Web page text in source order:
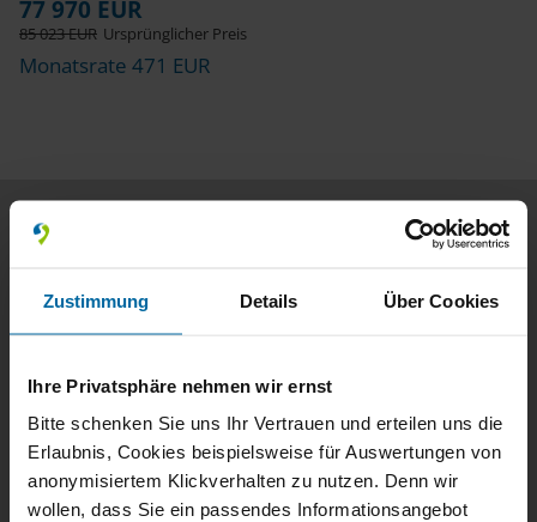
Zustimmung Details Über Cookies
Ihre Privatsphäre nehmen wir ernst
Bitte schenken Sie uns Ihr Vertrauen und erteilen uns die
Erlaubnis, Cookies beispielsweise für Auswertungen von
anonymisiertem Klickverhalten zu nutzen. Denn wir
wollen, dass Sie ein passendes Informationsangebot
77 970 EUR
85 023 EUR Ursprünglicher Preis
Monatsrate 471 EUR
WEINSBERG Camper Vans – für echte
Urlaubserlebnisse
WEINSBERG steht für VanLife pur. Vor über 50 Jahren
Markt gebracht – und dieses Know-how fließt nun in
hochwertige Fahrzeuge, die im Kastenwagen-Segment
die Trends setzen.